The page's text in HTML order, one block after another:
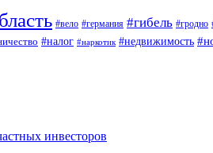
#вело #германия #гибель #гродно
#налог #наркотик #недвижимость
инвесторов